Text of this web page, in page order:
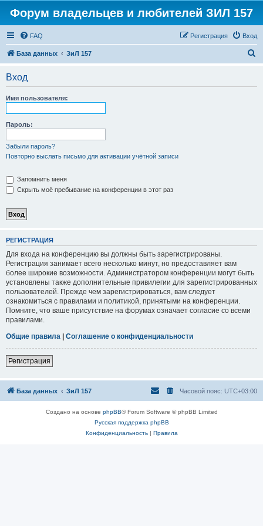
Форум владельцев и любителей ЗИЛ 157
FAQ Вход
Регистрация
База данных ЗиЛ 157
Вход
Имя пользователя:
Пароль:
Забыли пароль?
Повторно выслать письмо для активации учётной записи
Запомнить меня
Скрыть моё пребывание на конференции в этот раз
РЕГИСТРАЦИЯ
Для входа на конференцию вы должны быть зарегистрированы.
Регистрация занимает всего несколько минут, но предоставляет вам
более широкие возможности. Администратором конференции могут быть
установлены также дополнительные привилегии для зарегистрированных
пользователей. Прежде чем зарегистрироваться, вам следует
ознакомиться с правилами и политикой, принятыми на конференции.
Помните, что ваше присутствие на форумах означает согласие со всеми
правилами.
Общие правила | Соглашение о конфиденциальности
Регистрация
База данных ЗиЛ 157 Часовой пояс: UTC+03:00
Создано на основе phpBB® Forum Software © phpBB Limited
Русская поддержка phpBB
Конфиденциальность| Правила